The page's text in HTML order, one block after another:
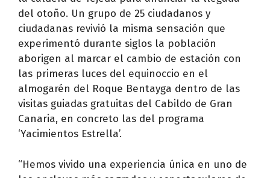
del otoño. Un grupo de 25 ciudadanos y
ciudadanas revivió la misma sensación que
experimentó durante siglos la población
aborigen al marcar el cambio de estación con
las primeras luces del equinoccio en el
almogarén del Roque Bentayga dentro de las
visitas guiadas gratuitas del Cabildo de Gran
Canaria, en concreto las del programa
‘Yacimientos Estrella’.
“Hemos vivido una experiencia única en uno de